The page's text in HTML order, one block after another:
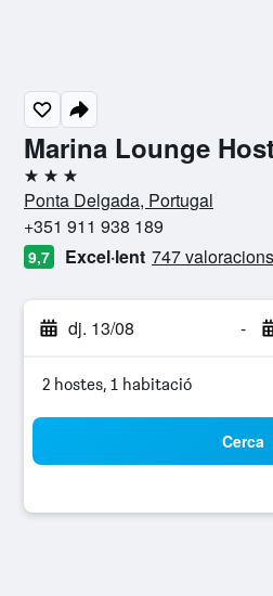
Marina Lounge
3 estrelles
Ponta Delgada, Portugal
+351 911 938 189
9,7 Excel·lent 747
dj. 13/08 -
2 hostes, 1 habitació
Cerca